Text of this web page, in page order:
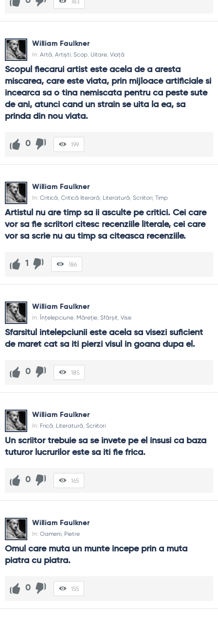
183
William Faulkner
In: Artă, Artiști, Scop, Uitare, Viață
Scopul fiecarui artist este acela de a aresta
miscarea, care este viata, prin mijloace artificiale si
incearca sa o tina nemiscata pentru ca peste sute
de ani, atunci cand un strain se uita la ea, sa
prinda din nou viata.
0 199
William Faulkner
In: Critică, Critică literară, Literatură, Scriitori, Timp
Artistul nu are timp sa ii asculte pe critici. Cei care
vor sa fie scriitori citesc recenziile literale, cei care
vor sa scrie nu au timp sa citeasca recenziile.
1 186
William Faulkner
In: Înțelepciune, Măreție, Sfârșit, Vise
Sfarsitul intelepciunii este acela sa visezi suficient
de maret cat sa iti pierzi visul in goana dupa el.
0 185
William Faulkner
In: Frică, Literatură, Scriitori
Un scriitor trebuie sa se invete pe el insusi ca baza
tuturor lucrurilor este sa iti fie frica.
0 165
William Faulkner
In: Oameni, Pietre
Omul care muta un munte incepe prin a muta
piatra cu piatra.
0 155